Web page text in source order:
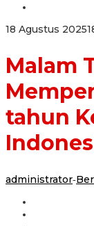
18 Agustus 2025
Malam
tahun
administrator-